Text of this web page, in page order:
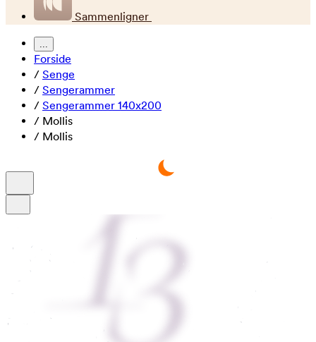
Sammenligner
...
Forside
/ Senge
/ Sengerammer
/ Sengerammer 140x200
/ Mollis
/ Mollis